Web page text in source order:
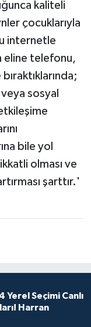
kaliteli
çocuklarıyla
internetle
eline telefonu,
sosyal
bile yol
olması ve
şarttır.'
Yerel Seçimi Canlı
Harran